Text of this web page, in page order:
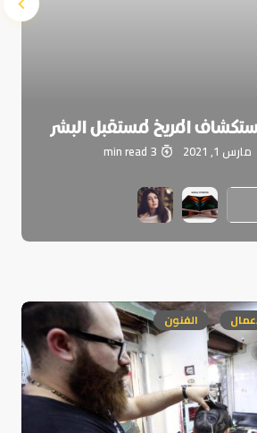
المريخ لمستقبل البشر
مارس 1, 2021 3 min read
الفنون